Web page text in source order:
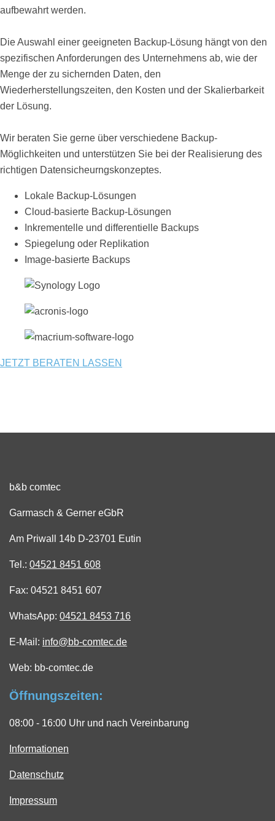
aufbewahrt werden.
Die Auswahl einer geeigneten Backup-Lösung hängt von den
spezifischen Anforderungen des Unternehmens ab, wie der
Menge der zu sichernden Daten, den
Wiederherstellungszeiten, den Kosten und der Skalierbarkeit
der Lösung.
Wir beraten Sie gerne über verschiedene Backup-
Möglichkeiten und unterstützen Sie bei der Realisierung des
richtigen Datensicheurngskonzeptes.
Lokale Backup-Lösungen
Cloud-basierte Backup-Lösungen
Inkrementelle und differentielle Backups
Spiegelung oder Replikation
Image-basierte Backups
JETZT BERATEN LASSEN
b&b comtec
Garmasch & Gerner eGbR
Am Priwall 14b D-23701 Eutin
Tel.: 04521 8451 608
Fax: 04521 8451 607
WhatsApp: 04521 8453 716
E-Mail: info@bb-comtec.de
Web: bb-comtec.de
Öffnungszeiten:
08:00 - 16:00 Uhr und nach Vereinbarung
Informationen
Datenschutz
Impressum